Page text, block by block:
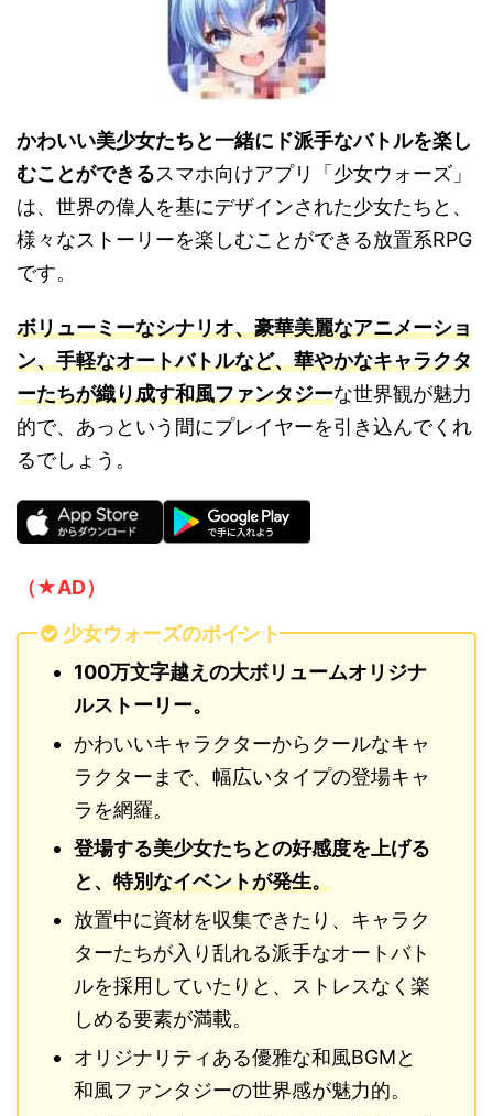
かわいい美少女たちと一緒にド派手なバトルを楽し
むことができるスマホ向けアプリ「少女ウォーズ」
は、世界の偉人を基にデザインされた少女たちと、
様々なストーリーを楽しむことができる放置系RPG
です。
ボリューミーなシナリオ、豪華美麗なアニメーショ
ン、手軽なオートバトルなど、華やかなキャラクタ
ーたちが織り成す和風ファンタジーな世界観が魅力
的で、あっという間にプレイヤーを引き込んでくれ
るでしょう。
（★AD）
少女ウォーズのポイント
100万文字越えの大ボリュームオリジナ
ルストーリー。
かわいいキャラクターからクールなキャ
ラクターまで、幅広いタイプの登場キャ
ラを網羅。
登場する美少女たちとの好感度を上げる
と、 特別なイベントが発生。
放置中に資材を収集できたり、キャラク
ターたちが入り乱れる派手なオートバト
ルを採用していたりと、ストレスなく楽
しめる要素が満載。
オリジナリティある優雅な和風BGMと
和風ファンタジーの世界感が魅力的。